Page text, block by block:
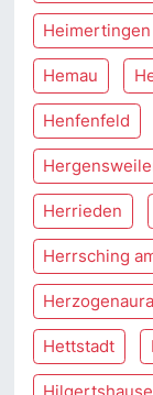
Heimertingen
Hemau
Henfenfeld
Herrieden
Herrsching
Hettstadt